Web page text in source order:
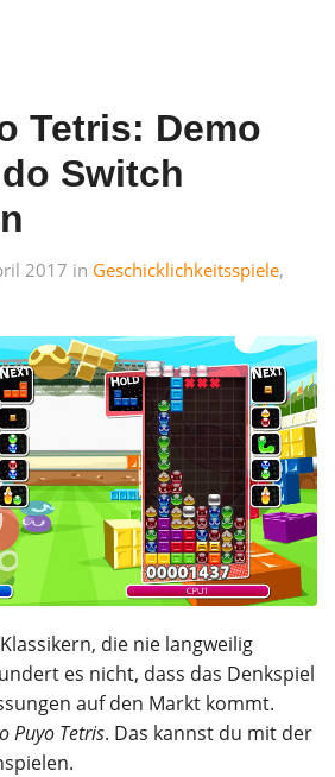
Tetris: Demo
Switch
2017 in Geschicklichkeitsspiele,
die nie langweilig
es nicht, dass das Denkspiel
auf den Markt kommt.
Puyo Tetris. Das kannst du mit der